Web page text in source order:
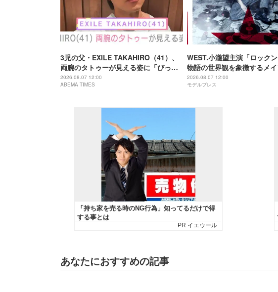
3児の父・EXILE TAKAHIRO（41）、
両腕のタトゥーが見える姿に「びっく
りした!!!」「いつもとまた違った
TAKAHIROさん」などの反響
2026.08.07 12:00
ABEMA TIMES
WEST.小瀧望主演「ロックン
物語の世界観を象徴するメ
アル解禁
2026.08.07 12:00
モデルプレス
あなたにおすすめの記事